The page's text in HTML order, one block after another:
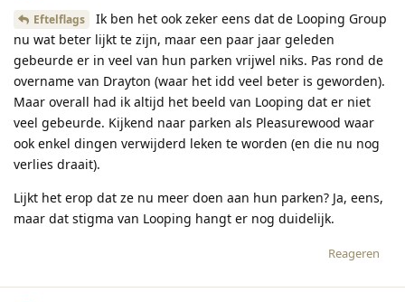
Eftelflags
Ik ben het ook zeker eens dat de Looping Group
nu wat beter lijkt te zijn, maar een paar jaar geleden
gebeurde er in veel van hun parken vrijwel niks. Pas rond de
overname van Drayton (waar het idd veel beter is geworden).
Maar overall had ik altijd het beeld van Looping dat er niet
veel gebeurde. Kijkend naar parken als Pleasurewood waar
ook enkel dingen verwijderd leken te worden (en die nu nog
verlies draait).
Lijkt het erop dat ze nu meer doen aan hun parken? Ja, eens,
maar dat stigma van Looping hangt er nog duidelijk.
Reageren